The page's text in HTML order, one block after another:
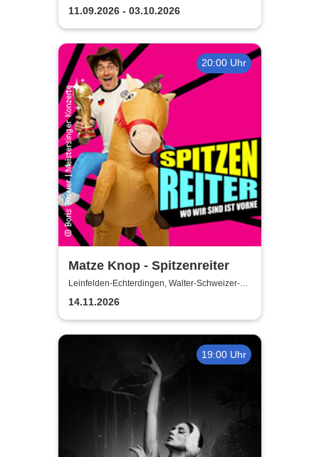
den Kuppeln
Theater u. d. Kuppeln
11.09.2026 - 03.10.2026
20:00 Uhr
Matze Knop - Spitzenreiter
Leinfelden-Echterdingen, Walter-Schweizer-
Kulturforum Goldäcker
14.11.2026
19:00 Uhr